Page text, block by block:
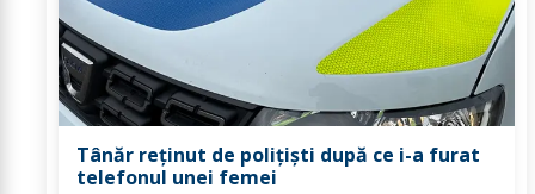
Tânăr reținut de polițiști după ce i-a furat
telefonul unei femei